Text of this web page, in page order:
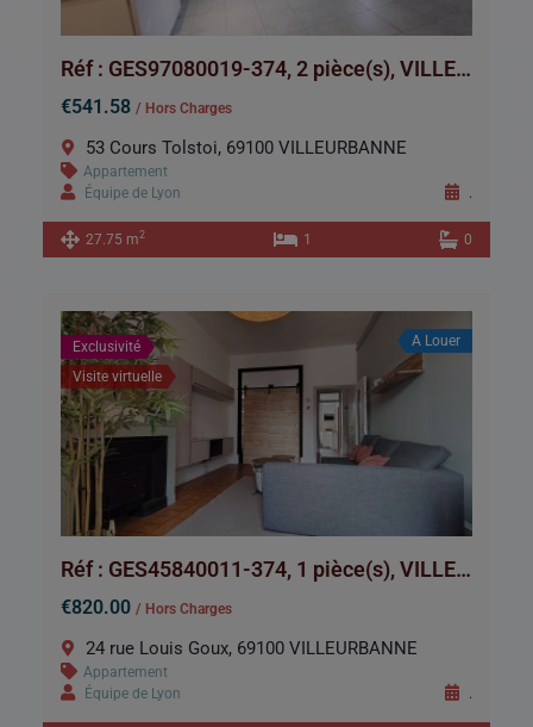
Réf : GES97080019-374, 2 pièce(s), VILLEURBANNE
€541.58 / Hors Charges
53 Cours Tolstoi, 69100 VILLEURBANNE
Appartement
Équipe de Lyon
27.75 m2 1 0
Exclusivité
Visite virtuelle
A Louer
Réf : GES45840011-374, 1 pièce(s), VILLEURBANNE
€820.00 / Hors Charges
24 rue Louis Goux, 69100 VILLEURBANNE
Appartement
Équipe de Lyon